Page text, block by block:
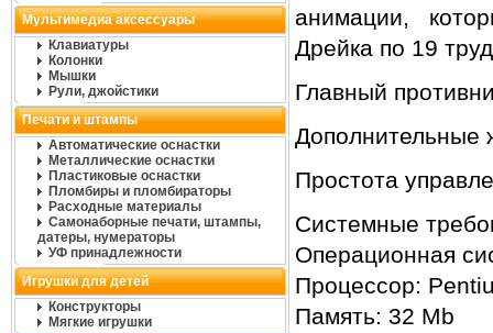
Мультимедиа аксессуары
Клавиатуры
Колонки
Мышки
Рули, джойстики
Печати и штампы
Автоматические оснастки
Металлические оснастки
Пластиковые оснастки
Пломбиры и пломбираторы
Расходные материалы
Самонаборные печати, штампы,
датеры, нумераторы
УФ принадлежности
Игрушки для детей
Конструкторы
Мягкие игрушки
анимации,
Дрейка по 19
Главный
Дополнительные
Простота
Системные
Операционная
Процессор:
Память: 32 Mb